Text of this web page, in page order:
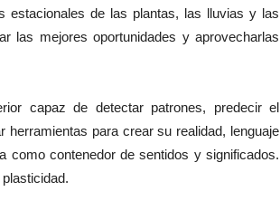
de las plantas, las lluvias y las
las mejores oportunidades y aprovecharlas
capaz de detectar patrones, predecir el
para crear su realidad, lenguaje
como contenedor de sentidos y significados.